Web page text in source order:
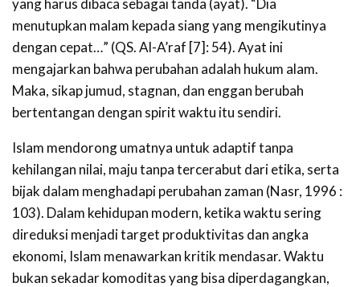
yang harus dibaca sebagai tanda (ayat). “Dia
menutupkan malam kepada siang yang mengikutinya
dengan cepat…” (QS. Al-A’raf [7]: 54). Ayat ini
mengajarkan bahwa perubahan adalah hukum alam.
Maka, sikap jumud, stagnan, dan enggan berubah
bertentangan dengan spirit waktu itu sendiri.
Islam mendorong umatnya untuk adaptif tanpa
kehilangan nilai, maju tanpa tercerabut dari etika, serta
bijak dalam menghadapi perubahan zaman (Nasr, 1996 :
103). Dalam kehidupan modern, ketika waktu sering
direduksi menjadi target produktivitas dan angka
ekonomi, Islam menawarkan kritik mendasar. Waktu
bukan sekadar komoditas yang bisa diperdagangkan,